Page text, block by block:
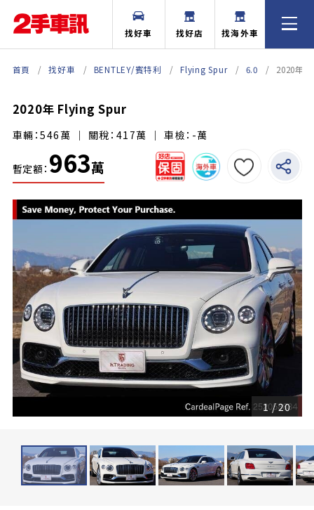
找好車 找好店 找海外車
首頁 找好車 BENTLEY/賓特利 Flying Spur 6.0 2020年
2020年 Flying Spur
車輛：546萬 ｜ 關稅：417萬 ｜ 車檢：-萬
暫定額： 963萬
1/20